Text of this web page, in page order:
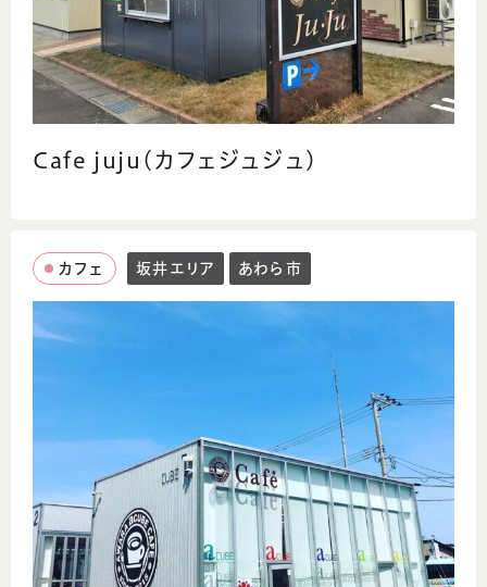
Cafe juju(カフェジュジュ)
カフェ 坂井エリア あわら市